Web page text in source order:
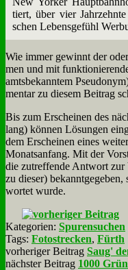
tiert, über vier
schen Le­bens­ge­fühl
Wie im­mer ge­winnt der
men und mit
amts­be­kann­tem
men­tar zu die­sem Bei­trag
Bis zum Er­schei­nen des
lang) kön­nen Lö­sun­gen
dem Er­schei­nen ei­nes
Mo­nats­an­fang. Mit der
die zu­tref­fen­de Ant­wort zur
zu die­ser)
wor­tet wur­de.
Kategorien: Spurensuchen
Tags: Fotostrecken, Fürth
vorheriger Beitrag Saug'
nächster Beitrag 1000